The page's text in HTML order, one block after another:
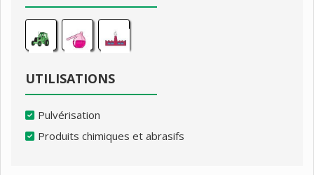
UTILISATIONS
Pulvérisation
Produits chimiques et abrasifs